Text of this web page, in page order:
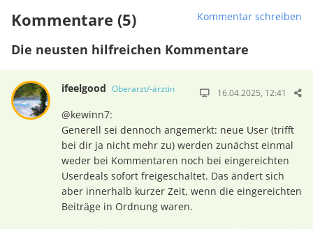
Kommentare (5) Kommentar schreiben
Die neusten hilfreichen Kommentare
ifeelgood Oberarzt/-ärztin 16.04.2025, 12:41
@kewinn7:
Generell sei dennoch angemerkt: neue User (trifft
bei dir ja nicht mehr zu) werden zunächst einmal
weder bei Kommentaren noch bei eingereichten
Userdeals sofort freigeschaltet. Das ändert sich
aber innerhalb kurzer Zeit, wenn die eingereichten
Beiträge in Ordnung waren.